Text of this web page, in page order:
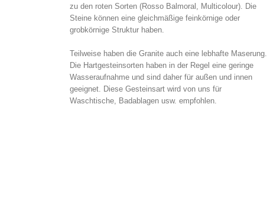
zu den roten Sorten (Rosso Balmoral, Multicolour). Die
Steine können eine gleichmäßige feinkörnige oder
grobkörnige Struktur haben.
Teilweise haben die Granite auch eine lebhafte Maserung.
Die Hartgesteinsorten haben in der Regel eine geringe
Wasseraufnahme und sind daher für außen und innen
geeignet. Diese Gesteinsart wird von uns für
Waschtische, Badablagen usw. empfohlen.